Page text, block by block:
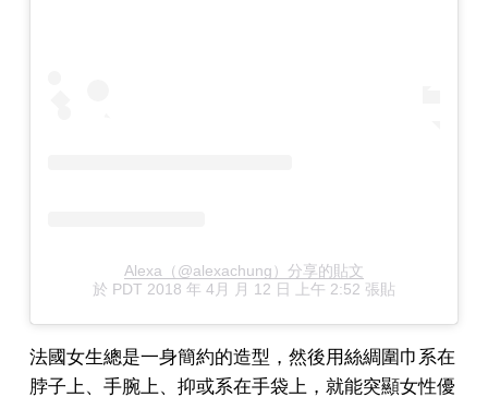
Alexa（@alexachung）分享的貼文
於 PDT 2018 年 4月 月 12 日 上午 2:52 張貼
法國女生總是一身簡約的造型，然後用絲綢圍巾系在
脖子上、手腕上、抑或系在手袋上，就能突顯女性優